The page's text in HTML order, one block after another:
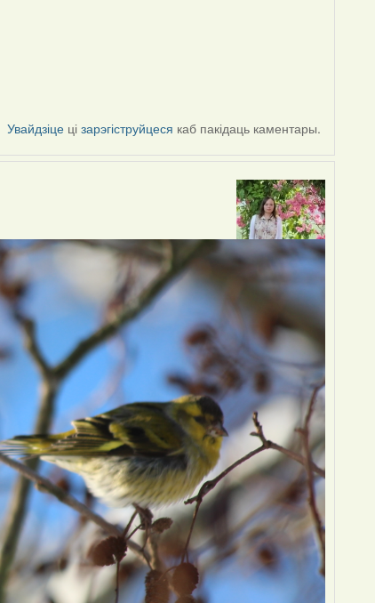
Увайдзіце цізарэгіструйцеся каб пакідаць каментары.